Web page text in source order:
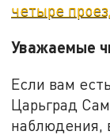
четыре
Уважаемые
Если вам
Царьград
наблюдения,